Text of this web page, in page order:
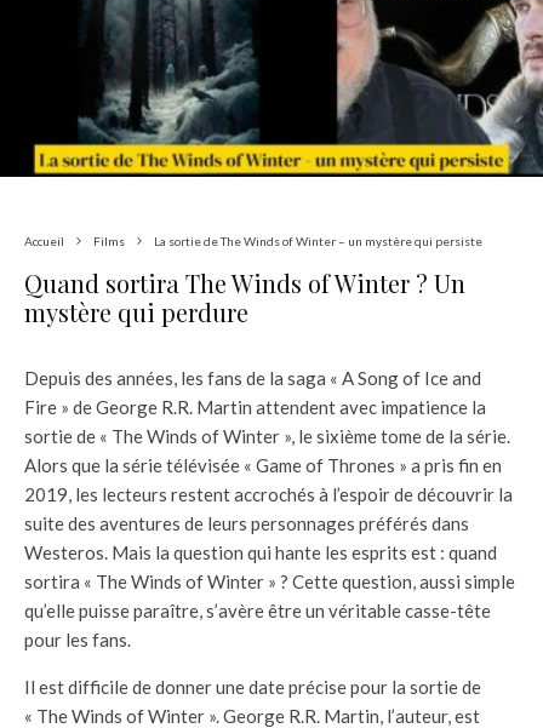
Accueil Films La sortie de The Winds of Winter – un mystère qui persiste
Quand sortira The Winds of Winter ? Un
mystère qui perdure
Depuis des années, les fans de la saga « A Song of Ice and
Fire » de George R.R. Martin attendent avec impatience la
sortie de « The Winds of Winter », le sixième tome de la série.
Alors que la série télévisée « Game of Thrones » a pris fin en
2019, les lecteurs restent accrochés à l’espoir de découvrir la
suite des aventures de leurs personnages préférés dans
Westeros. Mais la question qui hante les esprits est : quand
sortira « The Winds of Winter » ? Cette question, aussi simple
qu’elle puisse paraître, s’avère être un véritable casse-tête
pour les fans.
Il est difficile de donner une date précise pour la sortie de
« The Winds of Winter ». George R.R. Martin, l’auteur, est